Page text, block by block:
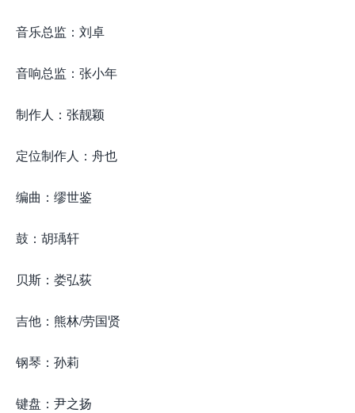
音乐总监：刘卓
音响总监：张小年
制作人：张靓颖
定位制作人：舟也
编曲：缪世鉴
鼓：胡瑀轩
贝斯：娄弘荻
吉他：熊林/劳国贤
钢琴：孙莉
键盘：尹之扬